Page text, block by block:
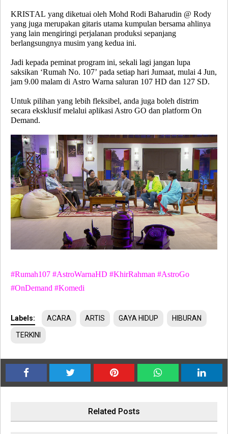
KRISTAL yang diketuai oleh Mohd Rodi Baharudin @ Rody
yang juga merupakan gitaris utama kumpulan bersama ahlinya
yang lain mengiringi perjalanan produksi sepanjang
berlangsungnya musim yang kedua ini.
Jadi kepada peminat program ini, sekali lagi jangan lupa
saksikan ‘Rumah No. 107’ pada setiap hari Jumaat, mulai 4 Jun,
jam 9.00 malam di Astro Warna saluran 107 HD dan 127 SD.
Untuk pilihan yang lebih fleksibel, anda juga boleh distrim
secara eksklusif melalui aplikasi Astro GO dan platform On
Demand.
#Rumah107 #AstroWarnaHD #KhirRahman #AstroGo
#OnDemand #Komedi
Labels: ACARA ARTIS GAYA HIDUP HIBURAN
TERKINI
Related Posts